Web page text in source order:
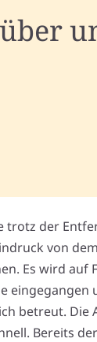
trotz der
von
Es wird auf
eingegangen
betreut. Die
Bereits